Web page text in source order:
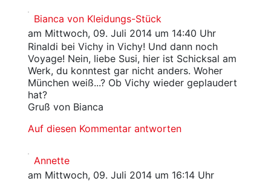
Bianca von Kleidungs-Stück
am Mittwoch, 09. Juli 2014 um 14:40 Uhr
Rinaldi bei Vichy in Vichy! Und dann noch
Voyage! Nein, liebe Susi, hier ist Schicksal am
Werk, du konntest gar nicht anders. Woher
München weiß...? Ob Vichy wieder geplaudert
hat?
Gruß von Bianca
Auf diesen Kommentar antworten
Annette
am Mittwoch, 09. Juli 2014 um 16:14 Uhr